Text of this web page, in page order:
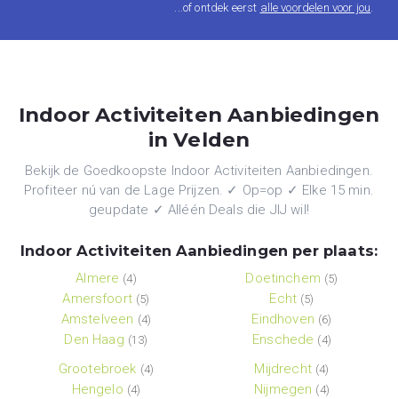
...of ontdek eerst alle voordelen voor jou.
Indoor Activiteiten Aanbiedingen
in Velden
Bekijk de Goedkoopste Indoor Activiteiten Aanbiedingen.
Profiteer nú van de Lage Prijzen. ✓ Op=op ✓ Elke 15 min.
geupdate ✓ Alléén Deals die JIJ wil!
Indoor Activiteiten Aanbiedingen per plaats:
Almere (4)
Amersfoort (5)
Amstelveen (4)
Den Haag (13)
Doetinchem (5)
Echt (5)
Eindhoven (6)
Enschede (4)
Grootebroek (4)
Hengelo (4)
Mijdrecht (4)
Nijmegen (4)